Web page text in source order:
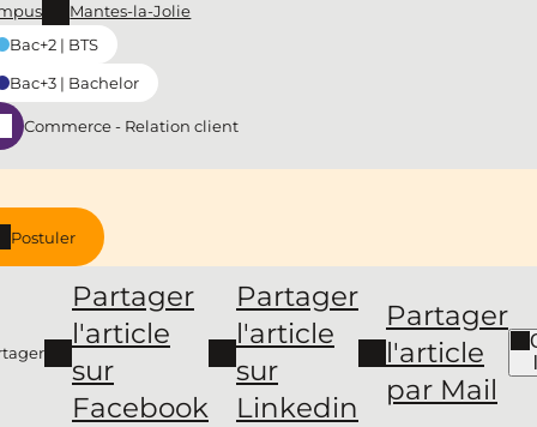
Postuler
Partager
l'article
sur
Facebook
Partager
l'article
sur
Linkedin
Partager
l'article
par Mail
Mantes-la-Jolie
Bac+2 | BTS
Bac+3 | Bachelor
Commerce - Relation client